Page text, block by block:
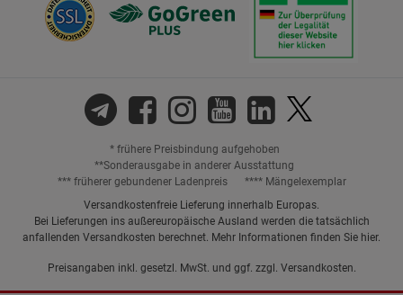
* frühere Preisbindung aufgehoben
**Sonderausgabe in anderer Ausstattung
*** früherer gebundener Ladenpreis
**** Mängelexemplar
Versandkostenfreie Lieferung innerhalb Europas.
Bei Lieferungen ins außereuropäische Ausland werden die tatsächlich
anfallenden Versandkosten berechnet. Mehr Informationen finden Sie hier.
Preisangaben inkl. gesetzl. MwSt. und ggf. zzgl. Versandkosten.